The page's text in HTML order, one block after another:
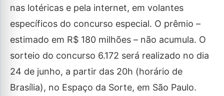
nas lotéricas e pela internet, em volantes
específicos do concurso especial. O prêmio –
estimado em R$ 180 milhões – não acumula. O
sorteio do concurso 6.172 será realizado no dia
24 de junho, a partir das 20h (horário de
Brasília), no Espaço da Sorte, em São Paulo.